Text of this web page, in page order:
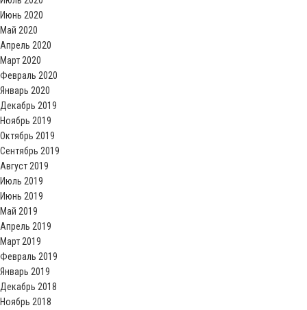
Июнь 2020
Май 2020
Апрель 2020
Март 2020
Февраль 2020
Январь 2020
Декабрь 2019
Ноябрь 2019
Октябрь 2019
Сентябрь 2019
Август 2019
Июль 2019
Июнь 2019
Май 2019
Апрель 2019
Март 2019
Февраль 2019
Январь 2019
Декабрь 2018
Ноябрь 2018